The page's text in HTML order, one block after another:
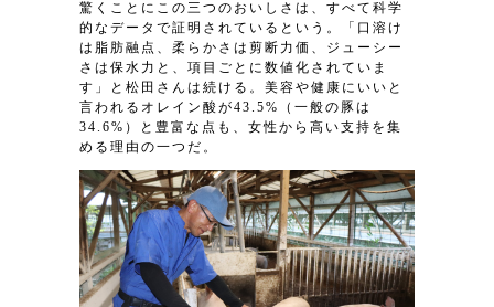
驚くことにこの三つのおいしさは、すべて科学
的なデータで証明されているという。「口溶け
は脂肪融点、柔らかさは剪断力価、ジューシー
さは保水力と、項目ごとに数値化されていま
す」と松田さんは続ける。美容や健康にいいと
言われるオレイン酸が43.5%（一般の豚は
34.6%）と豊富な点も、女性から高い支持を集
める理由の一つだ。